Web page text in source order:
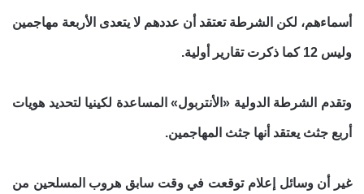
أسماءهم، لكن الشرطة تعتقد أن عددهم لا يتعدى الأربعة مهاجمين
وليس 12 كما ذكرت تقارير أولية.
وتقدم الشرطة الدولية «الأنتربول» المساعدة لكينيا لتحديد هويات
أربع جثث يعتقد أنها جثث المهاجمين.
غير أن وسائل إعلام توقعت في وقت سابق هروب المسلحين من